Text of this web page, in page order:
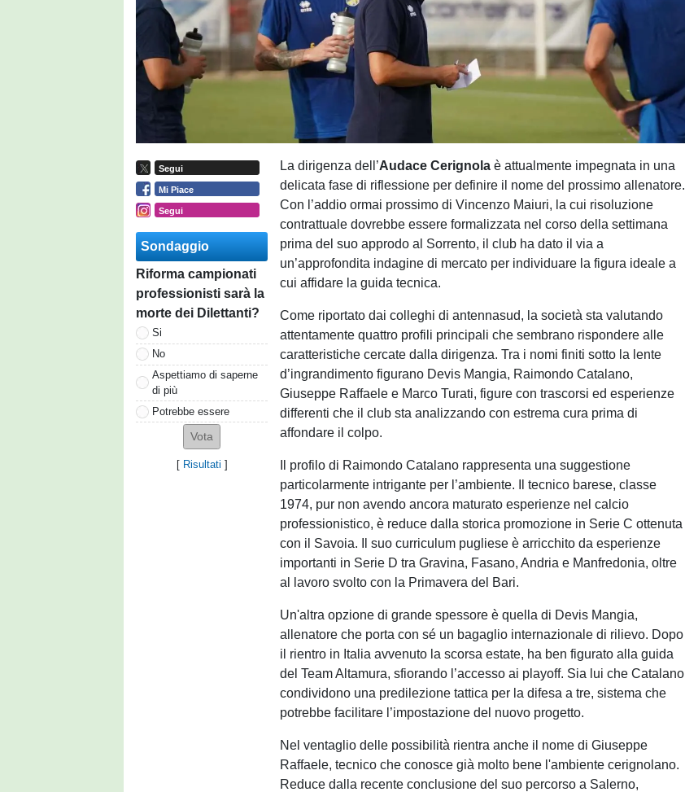
Segui
Mi Piace
Segui
Sondaggio
Riforma campionati
professionisti sarà la
morte dei Dilettanti?
Si
No
Aspettiamo di saperne
di più
Potrebbe essere
[ Risultati ]
La dirigenza dell’Audace Cerignolaè attualmente impegnata in una
delicata fase di riflessione per definire il nome del prossimo allenatore.
Con l’addio ormai prossimo di Vincenzo Maiuri, la cui risoluzione
contrattuale dovrebbe essere formalizzata nel corso della settimana
prima del suo approdo al Sorrento, il club ha dato il via a
un’approfondita indagine di mercato per individuare la figura ideale a
cui affidare la guida tecnica.
Come riportato dai colleghi di antennasud, la società sta valutando
attentamente quattro profili principali che sembrano rispondere alle
caratteristiche cercate dalla dirigenza. Tra i nomi finiti sotto la lente
d’ingrandimento figurano Devis Mangia, Raimondo Catalano,
Giuseppe Raffaele e Marco Turati, figure con trascorsi ed esperienze
differenti che il club sta analizzando con estrema cura prima di
affondare il colpo.
Il profilo di Raimondo Catalano rappresenta una suggestione
particolarmente intrigante per l’ambiente. Il tecnico barese, classe
1974, pur non avendo ancora maturato esperienze nel calcio
professionistico, è reduce dalla storica promozione in Serie C ottenuta
con il Savoia. Il suo curriculum pugliese è arricchito da esperienze
importanti in Serie D tra Gravina, Fasano, Andria e Manfredonia, oltre
al lavoro svolto con la Primavera del Bari.
Un'altra opzione di grande spessore è quella di Devis Mangia,
allenatore che porta con sé un bagaglio internazionale di rilievo. Dopo
il rientro in Italia avvenuto la scorsa estate, ha ben figurato alla guida
del Team Altamura, sfiorando l’accesso ai playoff. Sia lui che Catalano
condividono una predilezione tattica per la difesa a tre, sistema che
potrebbe facilitare l’impostazione del nuovo progetto.
Nel ventaglio delle possibilità rientra anche il nome di Giuseppe
Raffaele, tecnico che conosce già molto bene l'ambiente cerignolano.
Reduce dalla recente conclusione del suo percorso a Salerno,